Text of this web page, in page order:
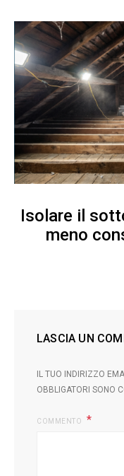
Isolare il
meno
LASCIA UN
IL TUO INDIRIZZO
OBBLIGATORI SONO
COMMENTO